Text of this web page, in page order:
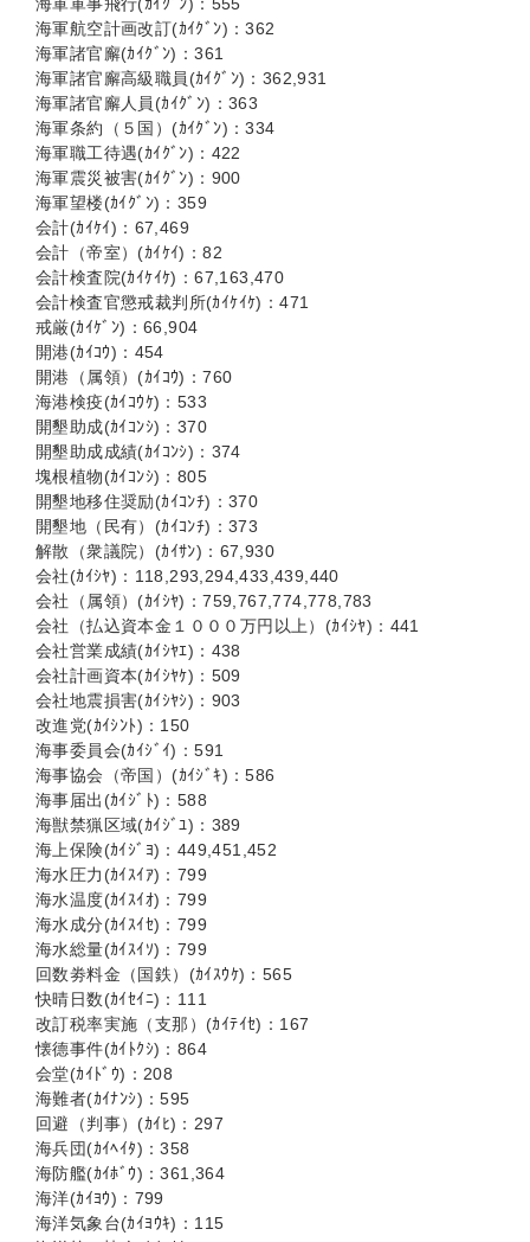
海軍航空計画改訂(ｶｲｸﾞﾝ)：362
海軍諸官廨(ｶｲｸﾞﾝ)：361
海軍諸官廨高級職員(ｶｲｸﾞﾝ)：362,931
海軍諸官廨人員(ｶｲｸﾞﾝ)：363
海軍条約（５国）(ｶｲｸﾞﾝ)：334
海軍職工待遇(ｶｲｸﾞﾝ)：422
海軍震災被害(ｶｲｸﾞﾝ)：900
海軍望楼(ｶｲｸﾞﾝ)：359
会計(ｶｲｹｲ)：67,469
会計（帝室）(ｶｲｹｲ)：82
会計検査院(ｶｲｹｲｹ)：67,163,470
会計検査官懲戒裁判所(ｶｲｹｲｹ)：471
戒厳(ｶｲｹﾞﾝ)：66,904
開港(ｶｲｺｳ)：454
開港（属領）(ｶｲｺｳ)：760
海港検疫(ｶｲｺｳｹ)：533
開墾助成(ｶｲｺﾝｼ)：370
開墾助成成績(ｶｲｺﾝｼ)：374
塊根植物(ｶｲｺﾝｼ)：805
開墾地移住奨励(ｶｲｺﾝﾁ)：370
開墾地（民有）(ｶｲｺﾝﾁ)：373
解散（衆議院）(ｶｲｻﾝ)：67,930
会社(ｶｲｼﾔ)：118,293,294,433,439,440
会社（属領）(ｶｲｼﾔ)：759,767,774,778,783
会社（払込資本金１０００万円以上）(ｶｲｼﾔ)：441
会社営業成績(ｶｲｼﾔｴ)：438
会社計画資本(ｶｲｼﾔｹ)：509
会社地震損害(ｶｲｼﾔｼ)：903
改進党(ｶｲｼﾝﾄ)：150
海事委員会(ｶｲｼﾞｲ)：591
海事協会（帝国）(ｶｲｼﾞｷ)：586
海事届出(ｶｲｼﾞﾄ)：588
海獣禁猟区域(ｶｲｼﾞﾕ)：389
海上保険(ｶｲｼﾞﾖ)：449,451,452
海水圧力(ｶｲｽｲｱ)：799
海水温度(ｶｲｽｲｵ)：799
海水成分(ｶｲｽｲｾ)：799
海水総量(ｶｲｽｲｿ)：799
回数劵料金（国鉄）(ｶｲｽｳｹ)：565
快晴日数(ｶｲｾｲﾆ)：111
改訂税率実施（支那）(ｶｲﾃｲｾ)：167
懐德事件(ｶｲﾄｸｼ)：864
会堂(ｶｲﾄﾞｳ)：208
海難者(ｶｲﾅﾝｼ)：595
回避（判事）(ｶｲﾋ)：297
海兵団(ｶｲﾍｲﾀ)：358
海防艦(ｶｲﾎﾞｳ)：361,364
海洋(ｶｲﾖｳ)：799
海洋気象台(ｶｲﾖｳｷ)：115